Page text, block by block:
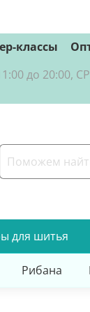
классы
до 20:00,
для шитья
Рибана